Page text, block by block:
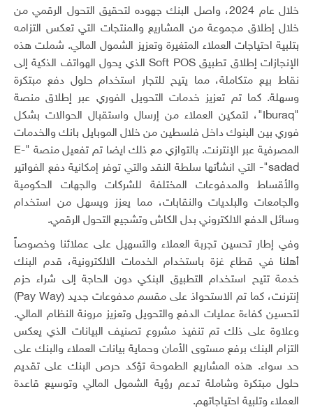
خلال عام 2024، واصل البنك جهوده لتحقيق التحول الرقمي من
خلال إطلاق مجموعة من المشاريع والمنتجات التي تعكس التزامه
بتلبية احتياجات العملاء المتغيرة وتعزيز الشمول المالي. شملت هذه
الإنجازات إطلاق تطبيق Soft POS الذي يحول الهواتف الذكية إلى
نقاط بيع متكاملة، مما يتيح للتجار استخدام حلول دفع مبتكرة
وسهلة. كما تم تعزيز خدمات التحويل الفوري عبر إطلاق منصة
"Iburaq"، لتمكين العملاء من إرسال واستقبال الحوالات بشكل
فوري بين البنوك داخل فلسطين من خلال الموبايل بانك والخدمات
المصرفية عبر الإنترنت. بالتوازي مع ذلك ايضا تم تفعيل منصة "E-
sadad"- التي انشأتها سلطة النقد والتي توفر إمكانية دفع الفواتير
والأقساط والمدفوعات المختلفة للشركات والجهات الحكومية
والجامعات والبلديات والنقابات، مما يعزز ويسهل من استخدام
وسائل الدفع الالكتروني بدل الكاش وتشجيع التحول الرقمي.
وفي إطار تحسين تجربة العملاء والتسهيل على عملائنا وخصوصاً
أهلنا في قطاع غزة باستخدام الخدمات الالكترونية، قدم البنك
خدمة تتيح استخدام التطبيق البنكي دون الحاجة إلى شراء حزم
إنترنت، كما تم الاستحواذ على مقسم مدفوعات جديد (Pay Way)
لتحسين كفاءة عمليات الدفع والتحويل وتعزيز مرونة النظام المالي.
وعلاوة على ذلك تم تنفيذ مشروع تصنيف البيانات الذي يعكس
التزام البنك برفع مستوى الأمان وحماية بيانات العملاء والبنك على
حد سواء. هذه المشاريع الطموحة تؤكد حرص البنك على تقديم
حلول مبتكرة وشاملة تدعم رؤية الشمول المالي وتوسيع قاعدة
العملاء وتلبية احتياجاتهم.